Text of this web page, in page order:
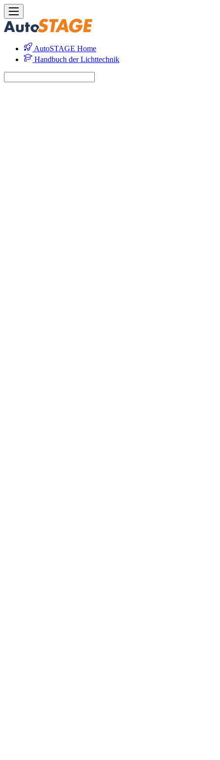
AutoSTAGE Home
Handbuch der Lichttechnik